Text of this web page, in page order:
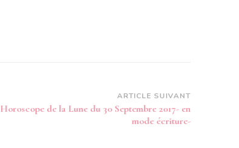
ARTICLE SUIVANT
Horoscope de la Lune du 30 Septembre 2017- en
mode écriture-